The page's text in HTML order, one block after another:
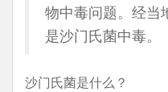
物中毒问题。经当
是沙门氏菌中毒。
沙门氏菌是什么？